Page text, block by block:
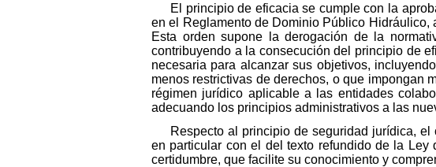
El principio de eficacia se cumple con la
en el Reglamento de Dominio Público Hidráulico,
Esta orden supone la derogación de la
contribuyendo a la consecución del principio de
necesaria para alcanzar sus objetivos,
menos restrictivas de derechos, o que impongan
régimen jurídico aplicable a las entidades
adecuando los principios administrativos a las
Respecto al principio de seguridad jurídica,
en particular con el del texto refundido de la Ley
certidumbre, que facilite su conocimiento y